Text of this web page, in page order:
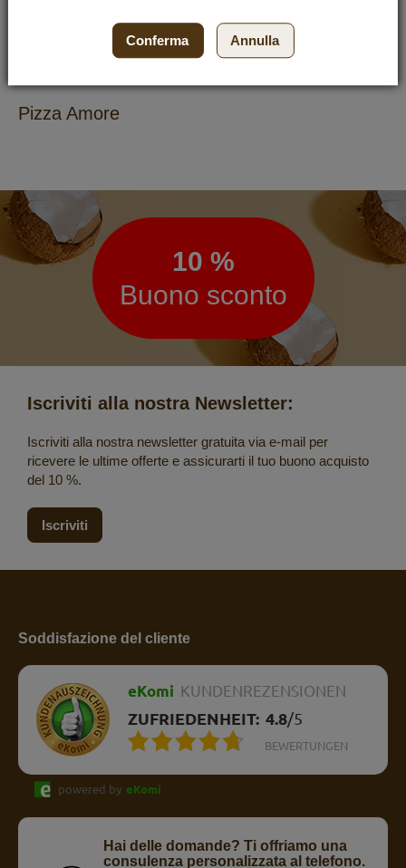
HAUPTSPEISE
Pizza Amore
Newsletter
10 %
Buono sconto
Iscriviti alla nostra Newsletter:
Iscriviti alla nostra newsletter gratuita via e-mail per
ricevere le ultime offerte e assicurarti il tuo buono acquisto
del 10 %.
Iscriviti
Soddisfazione del cliente
eKomi KUNDENREZENSIONEN
ZUFRIEDENHEIT: 4.8/5
BEWERTUNGEN
powered by eKomi
Hai delle domande? Ti offriamo una
consulenza personalizzata al telefono.
Conferma Annulla